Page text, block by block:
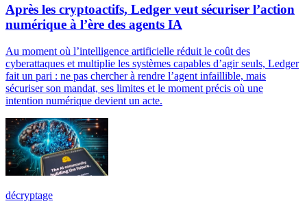
Après les cryptoactifs, Ledger veut sécuriser l’action
numérique à l’ère des agents IA
Au moment où l’intelligence artificielle réduit le coût des
cyberattaques et multiplie les systèmes capables d’agir seuls, Ledger
fait un pari : ne pas chercher à rendre l’agent infaillible, mais
sécuriser son mandat, ses limites et le moment précis où une
intention numérique devient un acte.
décryptage